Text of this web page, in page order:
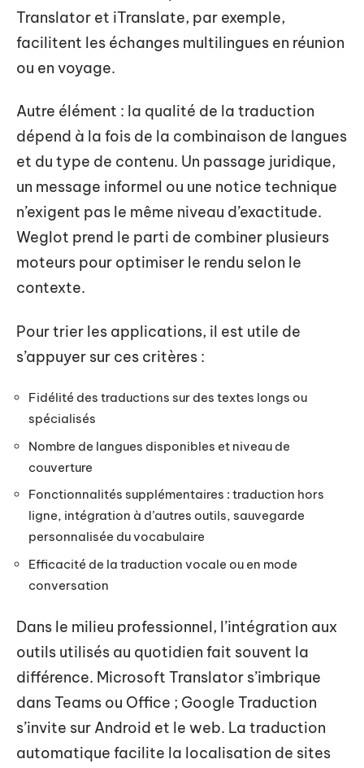
Translator et iTranslate, par exemple,
facilitent les échanges multilingues en réunion
ou en voyage.
Autre élément : la qualité de la traduction
dépend à la fois de la combinaison de langues
et du type de contenu. Un passage juridique,
un message informel ou une notice technique
n’exigent pas le même niveau d’exactitude.
Weglot prend le parti de combiner plusieurs
moteurs pour optimiser le rendu selon le
contexte.
Pour trier les applications, il est utile de
s’appuyer sur ces critères :
Fidélité des traductions sur des textes longs ou
spécialisés
Nombre de langues disponibles et niveau de
couverture
Fonctionnalités supplémentaires : traduction hors
ligne, intégration à d’autres outils, sauvegarde
personnalisée du vocabulaire
Efficacité de la traduction vocale ou en mode
conversation
Dans le milieu professionnel, l’intégration aux
outils utilisés au quotidien fait souvent la
différence. Microsoft Translator s’imbrique
dans Teams ou Office ; Google Traduction
s’invite sur Android et le web. La traduction
automatique facilite la localisation de sites